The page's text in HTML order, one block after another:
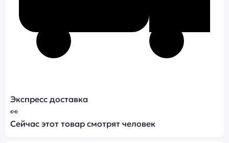
Экспресс доставка
👀
Сейчас этот товар смотрят человек